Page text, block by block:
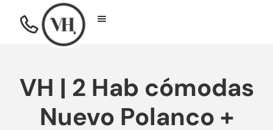
VH | 2 Hab cómodas
Nuevo Polanco +